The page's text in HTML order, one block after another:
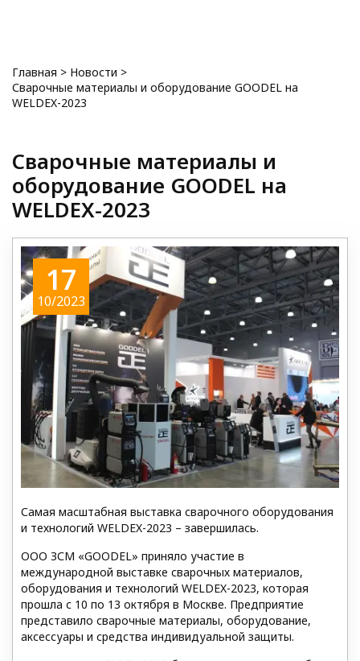
Главная > Новости >
Сварочные материалы и оборудование GOODEL на
WELDEX-2023
Сварочные материалы и
оборудование GOODEL на
WELDEX-2023
17
10/2023
Самая масштабная выставка сварочного оборудования
и технологий WELDEX-2023 – завершилась.
ООО ЗСМ «GOODEL» приняло участие в
международной выставке сварочных материалов,
оборудования и технологий WELDEX-2023, которая
прошла с 10 по 13 октября в Москве. Предприятие
представило сварочные материалы, оборудование,
аксессуары и средства индивидуальной защиты.